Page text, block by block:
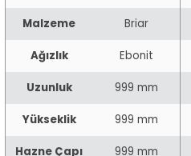
Malzeme Briar
Ağızlık Ebonit
Uzunluk 999 mm
Yükseklik 999 mm
Hazne Çapı 999 mm